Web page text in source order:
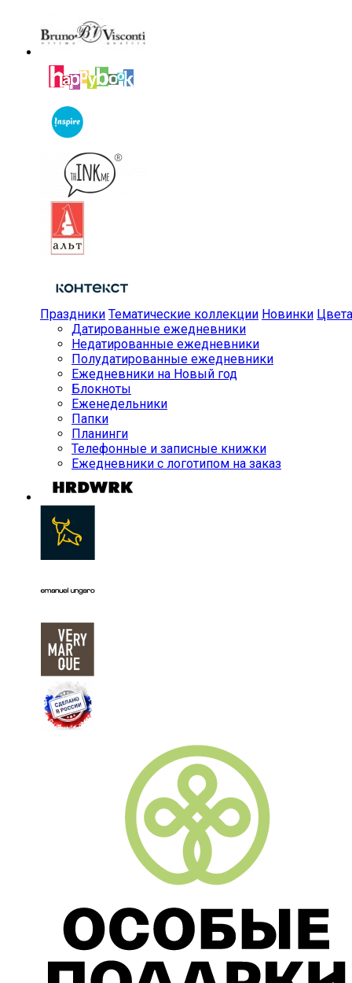
Праздники Тематические коллекции Новинки Цвета
Датированные ежедневники
Недатированные ежедневники
Полудатированные ежедневники
Ежедневники на Новый год
Блокноты
Еженедельники
Папки
Планинги
Телефонные и записные книжки
Ежедневники с логотипом на заказ